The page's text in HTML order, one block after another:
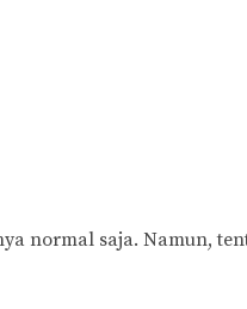
normal saja. Namun,